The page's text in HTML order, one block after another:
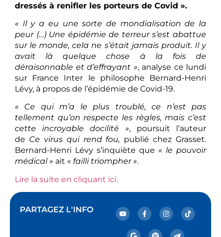
dressés à renifler les porteurs de Covid ».
« Il y a eu une sorte de mondialisation de la
peur (…) Une épidémie de terreur s’est abattue
sur le monde, cela ne s’était jamais produit. Il y
avait là quelque chose à la fois de
déraisonnable et d’effrayant », analyse ce lundi
sur France Inter le philosophe Bernard-Henri
Lévy, à propos de l’épidémie de Covid-19.
« Ce qui m’a le plus troublé, ce n’est pas
tellement qu’on respecte les règles, mais c’est
cette incroyable docilité », poursuit l’auteur
de Ce virus qui rend fou, publié chez Grasset.
Bernard-Henri Lévy s’inquiète que « le pouvoir
médical » ait « failli triompher ».
Lire la suite en cliquant ici.
PARTAGEZ L'INFO